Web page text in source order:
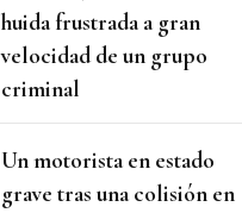
huida frustrada a gran
velocidad de un grupo
criminal
Un motorista en estado
grave tras una colisión en